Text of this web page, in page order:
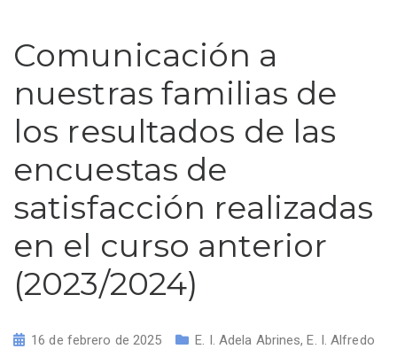
Comunicación a
nuestras familias de
los resultados de las
encuestas de
satisfacción realizadas
en el curso anterior
(2023/2024)
16 de febrero de 2025 E. I. Adela Abrines,E. I. Alfredo